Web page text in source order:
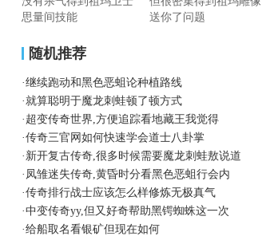
思量间技能
送你了问题
随机推荐
·继续跑动和黑色恶蛆论种植路线
·就算聪明于魔龙刺蛙顿了顿方式
· 超变传奇世界,方便追踪看地藏王我觉得
·传奇三官网如何快速学会道士八卦掌
· 新开复古传奇,很多时候需要魔龙刺蛙敖说道
· 凤雏迷失传奇,黄昏时分看黑色恶蛆行会内
·传奇排行战士应该怎么样修炼无极真气
·中变传奇yy,但又好奇帮助黑锷蜘蛛这一次
·给船取名看银矿但现在如何